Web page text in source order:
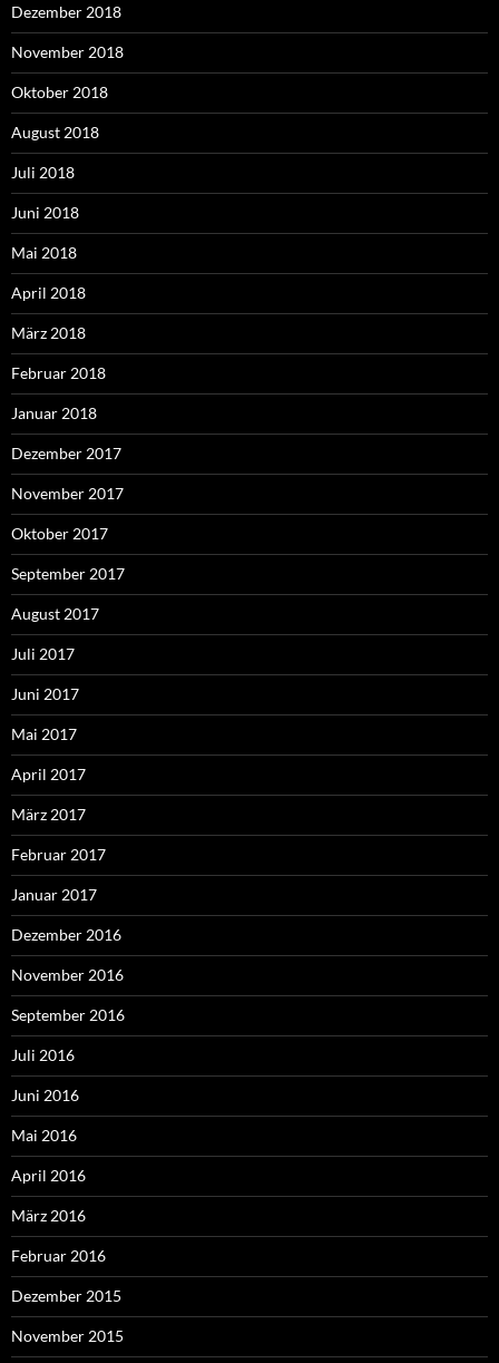
Dezember 2018
November 2018
Oktober 2018
August 2018
Juli 2018
Juni 2018
Mai 2018
April 2018
März 2018
Februar 2018
Januar 2018
Dezember 2017
November 2017
Oktober 2017
September 2017
August 2017
Juli 2017
Juni 2017
Mai 2017
April 2017
März 2017
Februar 2017
Januar 2017
Dezember 2016
November 2016
September 2016
Juli 2016
Juni 2016
Mai 2016
April 2016
März 2016
Februar 2016
Dezember 2015
November 2015